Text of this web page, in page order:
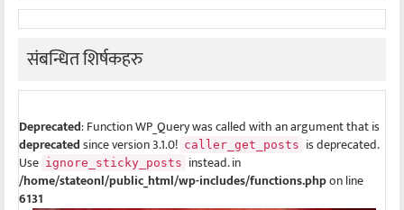
संबन्धित शिर्षकहरु
Deprecated: Function WP_Query was called with an argument that is
deprecatedsince version 3.1.0! caller_get_posts is deprecated.
Use ignore_sticky_posts instead. in
/home/stateonl/public_html/wp-includes/functions.phpon line
6131